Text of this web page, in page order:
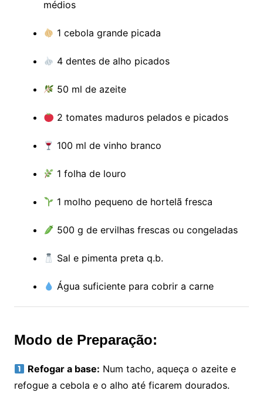
médios
1 cebola grande picada
4 dentes de alho picados
50 ml de azeite
2 tomates maduros pelados e picados
100 ml de vinho branco
1 folha de louro
1 molho pequeno de hortelã fresca
500 g de ervilhas frescas ou congeladas
Sal e pimenta preta q.b.
Água suficiente para cobrir a carne
Modo de Preparação:
Refogar a base: Num tacho, aqueça o azeite e
refogue a cebola e o alho até ficarem dourados.